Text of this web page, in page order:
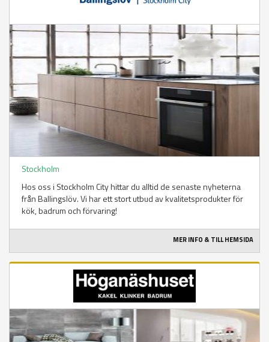
Stockholm
Hos oss i Stockholm City hittar du alltid de senaste nyheterna
från Ballingslöv. Vi har ett stort utbud av kvalitetsprodukter för
kök, badrum och förvaring!
MER INFO & TILL HEMSIDA